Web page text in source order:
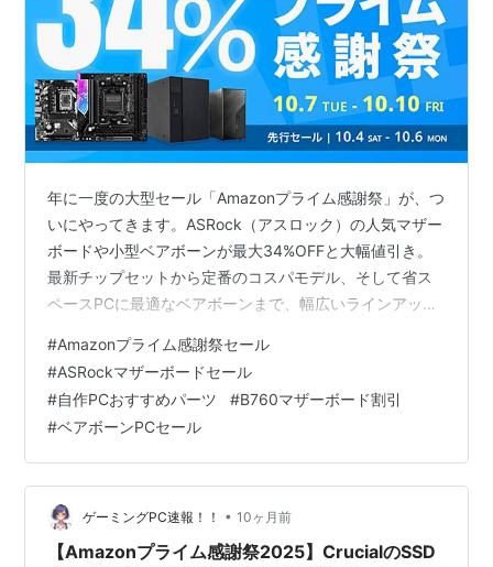
年に一度の大型セール「Amazonプライム感謝祭」が、つ
いにやってきます。ASRock（アスロック）の人気マザー
ボードや小型ベアボーンが最大34%OFFと大幅値引き。
最新チップセットから定番のコスパモデル、そして省ス
ペースPCに最適なベアボーンまで、幅広いラインアップ
商品ページをひと目で確認できるように整理し、自作PC
初心者～中級者が迷わず選べるポイントもあわせて解説
します。 開催スケジュール（日本時間） ・先行セール：
2025年10月4日（土）～ ・本番セール：2025年10月7日
（火）～10日（金） プライム会員向けのポイントアップ
やクーポ…
#Amazonプライム感謝祭セール
#ASRockマザーボードセール
#自作PCおすすめパーツ #B760マザーボード割引
#ベアボーンPCセール
ゲーミングPC速報！！ • 10ヶ月前
【Amazonプライム感謝祭2025】CrucialのSSD